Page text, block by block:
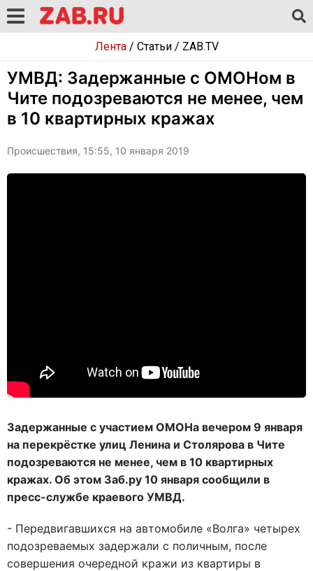
Лента/ Статьи/ ZAB.TV
УМВД: Задержанные с ОМОНом в
Чите подозреваются не менее, чем
в 10 квартирных кражах
Происшествия, 15:55, 10 января 2019
Задержанные с участием ОМОНа вечером 9 января
на перекрёстке улиц Ленина и Столярова в Чите
подозреваются не менее, чем в 10 квартирных
кражах. Об этом Заб.ру 10 января сообщили в
пресс-службе краевого УМВД.
- Передвигавшихся на автомобиле «Волга» четырех
подозреваемых задержали с поличным, после
совершения очередной кражи из квартиры в